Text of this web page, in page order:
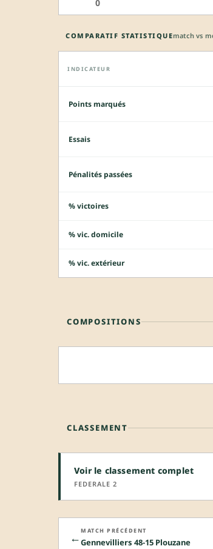
0
COMPARATIF STATISTIQUEmatch vs
INDICATEUR
Points marqués
Essais
Pénalités passées
% victoires
% vic. domicile
% vic. extérieur
COMPOSITIONS
CLASSEMENT
Voir le classement complet
FEDERALE 2
← MATCH PRÉCÉDENT
Gennevilliers 48-15 Plouzane